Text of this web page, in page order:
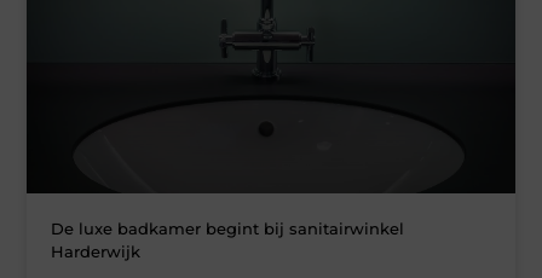
De luxe badkamer begint bij sanitairwinkel
Harderwijk